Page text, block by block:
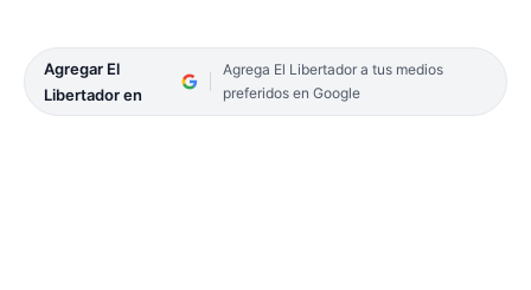
Agregar El
Libertador en
Agrega El Libertador a tus medios
preferidos en Google